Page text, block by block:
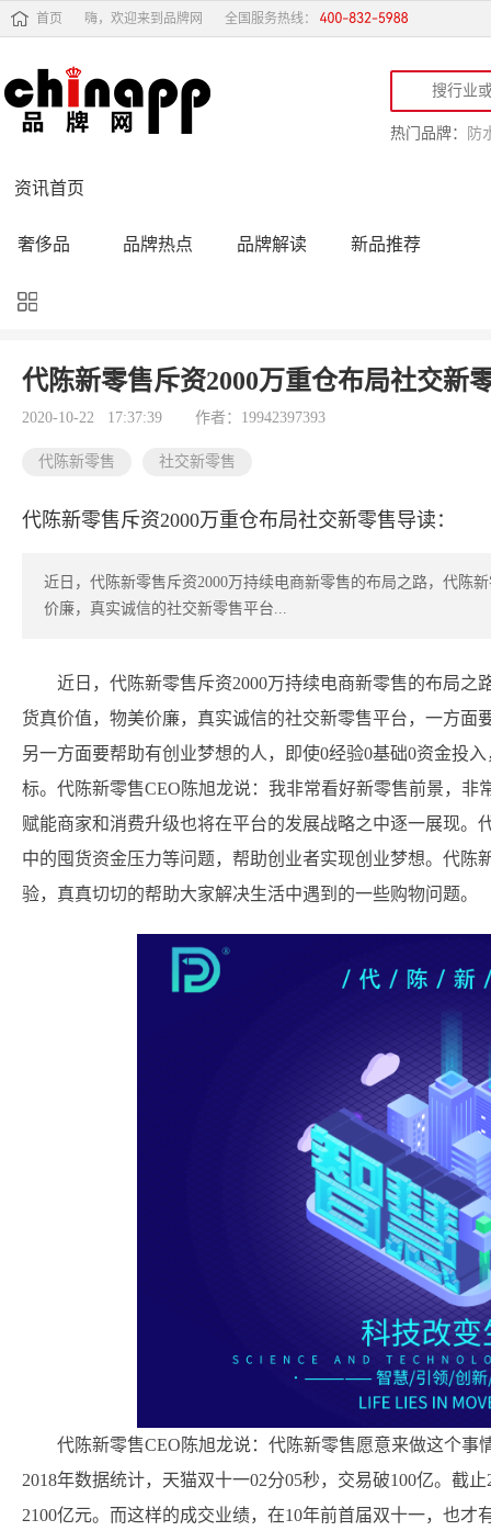
首页 嗨，欢迎来到品牌网 全国服务热线：
热门品牌： 防
资讯首页
奢侈品 品牌热点 品牌解读 新品推荐
品牌黑榜
品牌导购 专家点评 精彩点评
代陈新零售斥资2000万重仓布局社交新
2020-10-22 17:37:39 作者：19942397393
代陈新零售 社交新零售
代陈新零售斥资2000万重仓布局社交新零售导读：
近日，代陈新零售斥资2000万持续电商新零售的布局之路，代陈
价廉，真实诚信的社交新零售平台...
近日，代陈新零售斥资2000万持续电商新零售的布局
货真价值，物美价廉，真实诚信的社交新零售平台，一方
另一方面要帮助有创业梦想的人，即使0经验0基础0资金投
标。代陈新零售CEO陈旭龙说：我非常看好新零售前景，
赋能商家和消费升级也将在平台的发展战略之中逐一展现
中的囤货资金压力等问题，帮助创业者实现创业梦想。代
验，真真切切的帮助大家解决生活中遇到的一些购物问题。
代陈新零售CEO陈旭龙说：代陈新零售愿意来做这个
2018年数据统计，天猫双十一02分05秒，交易破100亿。截
2100亿元。而这样的成交业绩，在10年前首届双十一，也